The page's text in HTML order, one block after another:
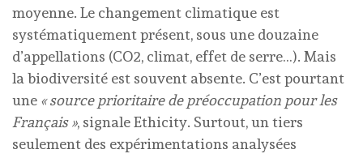
moyenne. Le changement climatique est
systématiquement présent, sous une douzaine
d’appellations (CO2, climat, effet de serre…). Mais
la biodiversité est souvent absente. C’est pourtant
une « source prioritaire de préoccupation pour les
Français », signale Ethicity. Surtout, un tiers
seulement des expérimentations analysées